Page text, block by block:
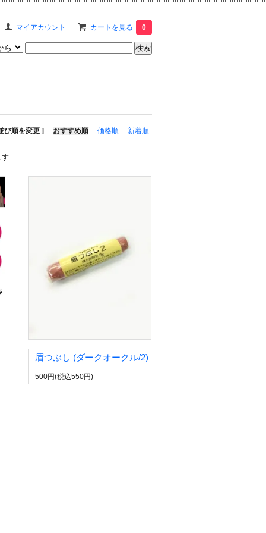
マイアカウント カートを見る 0
び順を変更 ] - おすすめ順 - 価格順 - 新着順
す
眉つぶし (ダークオークル/2)
500円(税込550円)